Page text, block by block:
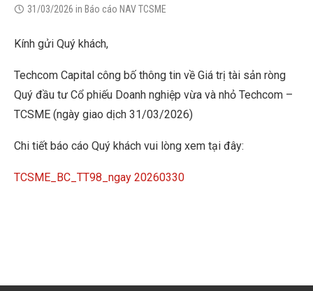
31/03/2026 in Báo cáo NAV TCSME
Kính gửi Quý khách,
Techcom Capital công bố thông tin về Giá trị tài sản ròng
Quý đầu tư Cổ phiếu Doanh nghiệp vừa và nhỏ Techcom –
TCSME (ngày giao dịch 31/03/2026)
Chi tiết báo cáo Quý khách vui lòng xem tại đây:
TCSME_BC_TT98_ngay 20260330